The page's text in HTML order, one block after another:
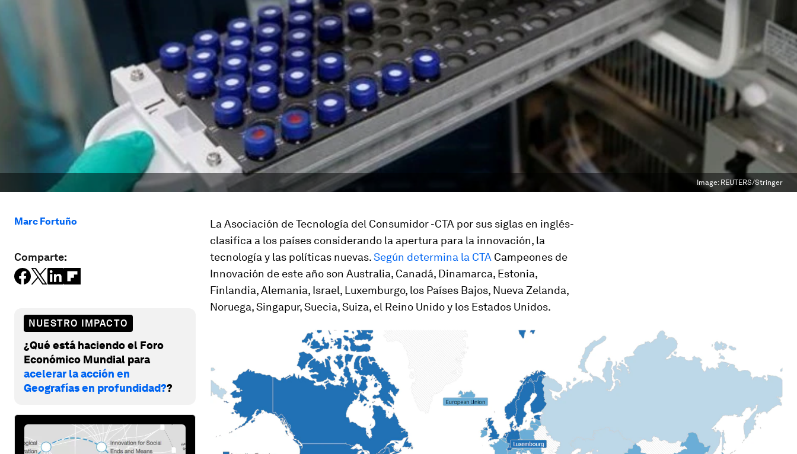
Image: REUTERS/Stringer
Marc Fortuño
Comparte:
NUESTRO IMPACTO
¿Qué está haciendo el Foro
Económico Mundial para
acelerar la acción en
Geografías en profundidad??
La Asociación de Tecnología del Consumidor -CTA por sus siglas en inglés-
clasifica a los países considerando la apertura para la innovación, la
tecnología y las políticas nuevas.Según determina la CTA Campeones de
Innovación de este año son Australia, Canadá, Dinamarca, Estonia,
Finlandia, Alemania, Israel, Luxemburgo, los Países Bajos, Nueva Zelanda,
Noruega, Singapur, Suecia, Suiza, el Reino Unido y los Estados Unidos.